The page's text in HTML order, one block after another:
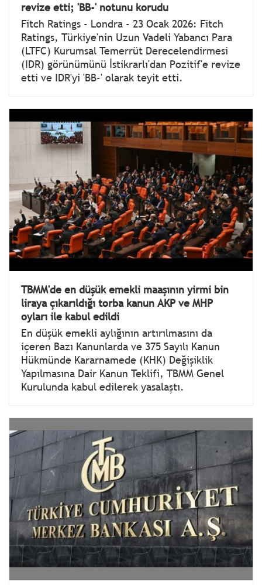
revize etti; 'BB-' notunu korudu
Fitch Ratings - Londra - 23 Ocak 2026: Fitch
Ratings, Türkiye'nin Uzun Vadeli Yabancı Para
(LTFC) Kurumsal Temerrüt Derecelendirmesi
(IDR) görünümünü İstikrarlı'dan Pozitif'e revize
etti ve IDR'yi 'BB-' olarak teyit etti.
TBMM'de en düşük emekli maaşının yirmi bin
liraya çıkarıldığı torba kanun AKP ve MHP
oyları ile kabul edildi
En düşük emekli aylığının artırılmasını da
içeren Bazı Kanunlarda ve 375 Sayılı Kanun
Hükmünde Kararnamede (KHK) Değişiklik
Yapılmasına Dair Kanun Teklifi, TBMM Genel
Kurulunda kabul edilerek yasalaştı.